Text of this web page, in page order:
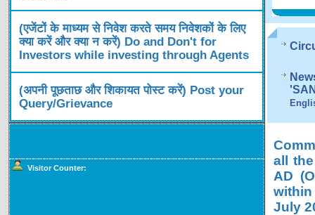
(एजेंटों के माध्यम से निवेश करते समय निवेशकों के लिए
क्या करें और क्या न करें) Do and Don't for
Investors while investing through Agents
(अपनी पूछताछ और शिकायत पोस्ट करें) Post your
Query/Grievance
Visitor Counter:
all
AD
July